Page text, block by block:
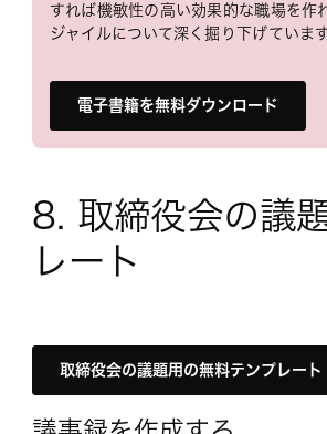
すれば機敏性の高い効果的な職場を作
ジャイルについて深く掘り下げています
電子書籍を無料ダウンロード
8. 取締役会の議
レート
取締役会の議題用の無料テンプレート